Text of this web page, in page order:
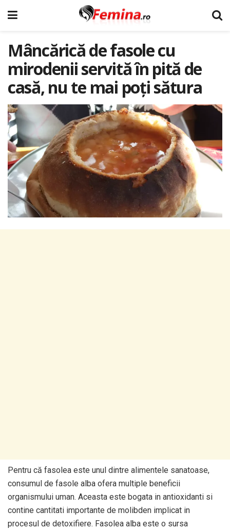
Mâncărică de fasole cu
mirodenii servită în pită de
casă, nu te mai poți sătura
Pentru că fasolea este unul dintre alimentele sanatoase,
consumul de fasole alba ofera multiple beneficii
organismului uman. Aceasta este bogata in antioxidanti si
contine cantitati importante de molibden implicat in
procesul de detoxifiere. Fasolea alba este o sursa